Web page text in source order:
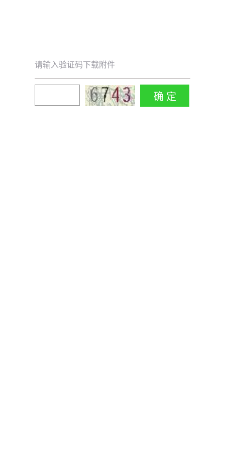
请输入验证码下载附件